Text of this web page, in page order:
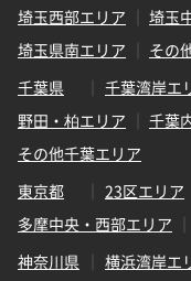
埼玉西部エリア
埼玉
埼玉県南エリア
その
千葉県
千葉湾岸エ
野田・柏エリア
千葉
その他千葉エリア
東京都
23区エリア
多摩中央・西部エリア
神奈川県
横浜湾岸エ